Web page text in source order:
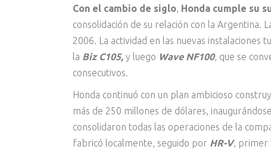
Con el cambio de siglo, Honda cumple su
consolidación de su relación con la
2006. La actividad en las nuevas
la Biz C105, y luego Wave NF100, que se
consecutivos.
Honda continuó con un plan ambicioso
más de 250 millones de dólares,
consolidaron todas las operaciones de la
fabricó localmente, seguido por HR-V, primer